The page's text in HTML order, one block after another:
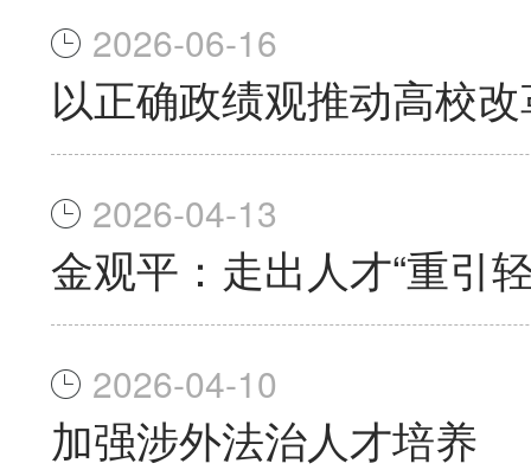
2026-06-16
以正确政绩观推动高校
2026-04-13
金观平：走出人才“重引
2026-04-10
加强涉外法治人才培养